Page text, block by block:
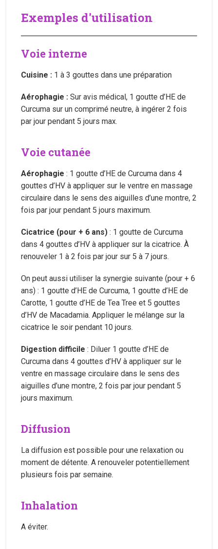
Exemples d'utilisation
Voie interne
Cuisine : 1 à 3 gouttes dans une préparation
Aérophagie : Sur avis médical, 1 goutte d’HE de
Curcuma sur un comprimé neutre, à ingérer 2 fois
par jour pendant 5 jours max.
Voie cutanée
Aérophagie : 1 goutte d’HE de Curcuma dans 4
gouttes d’HV à appliquer sur le ventre en massage
circulaire dans le sens des aiguilles d’une montre, 2
fois par jour pendant 5 jours maximum.
Cicatrice (pour + 6 ans) : 1 goutte de Curcuma
dans 4 gouttes d’HV à appliquer sur la cicatrice. À
renouveler 1 à 2 fois par jour sur 5 à 7 jours.
On peut aussi utiliser la synergie suivante (pour + 6
ans) : 1 goutte d’HE de Curcuma, 1 goutte d’HE de
Carotte, 1 goutte d’HE de Tea Tree et 5 gouttes
d’HV de Macadamia. Appliquer le mélange sur la
cicatrice le soir pendant 10 jours.
Digestion difficile : Diluer 1 goutte d’HE de
Curcuma dans 4 gouttes d’HV à appliquer sur le
ventre en massage circulaire dans le sens des
aiguilles d’une montre, 2 fois par jour pendant 5
jours maximum.
Diffusion
La diffusion est possible pour une relaxation ou
moment de détente. A renouveler potentiellement
plusieurs fois par semaine.
Inhalation
A éviter.